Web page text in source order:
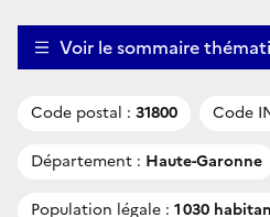
Voir le sommaire
Code postal : 31800 Code
Département : Haute-Garonne
Population légale : 1 030